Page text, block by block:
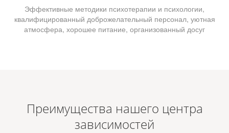
Эффективные методики психотерапии и психологии,
квалифицированный доброжелательный персонал, уютная
атмосфера, хорошее питание, организованный досуг
Преимущества нашего центра
зависимостей